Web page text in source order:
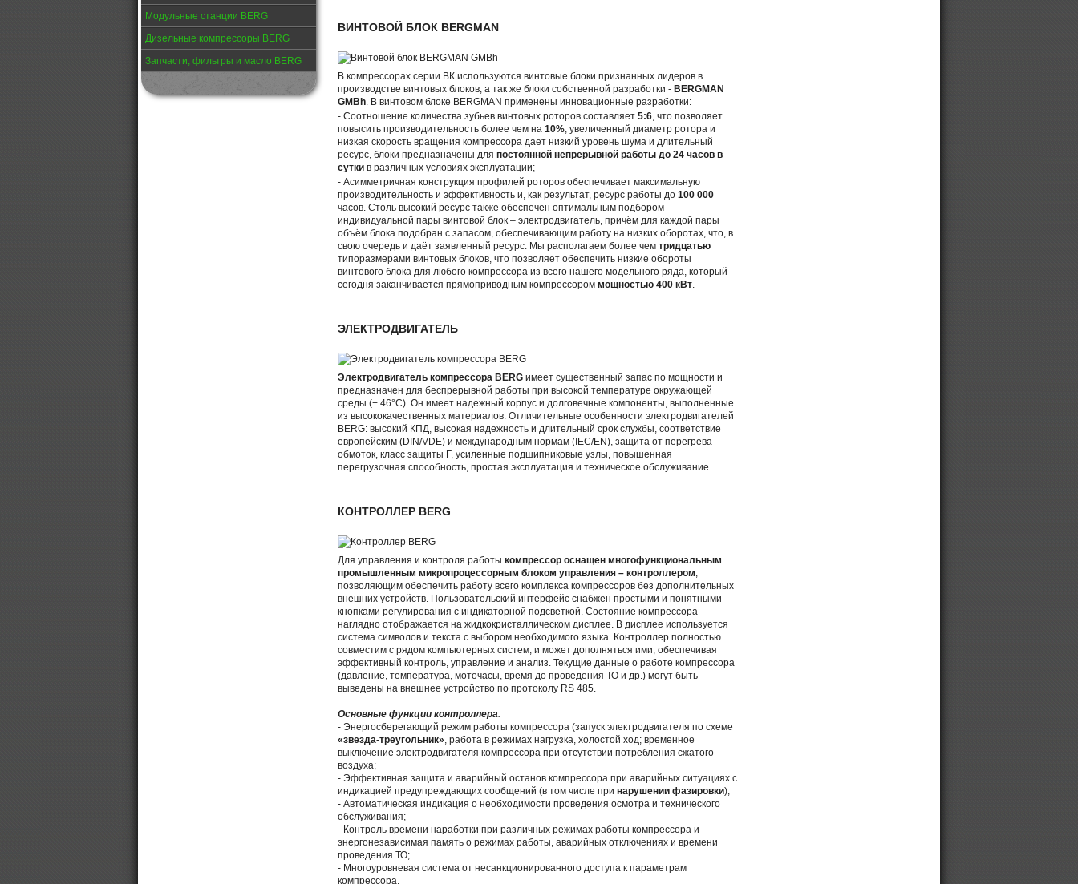
Модульные станции BERG
Дизельные компрессоры BERG
Запчасти, фильтры и масло BERG
ВИНТОВОЙ БЛОК BERGMAN
В компрессорах серии ВК используются винтовые блоки признанных лидеров в
производстве винтовых блоков, а так же блоки собственной разработки - BERGMAN
GMBh . В винтовом блоке BERGMAN применены инновационные разработки:
- Cоотношение количества зубьев винтовых роторов составляет 5:6 , что позволяет
повысить производительность более чем на 10% , увеличенный диаметр ротора и
низкая скорость вращения компрессора дает низкий уровень шума и длительный
ресурс, блоки предназначены для постоянной непрерывной работы до 24 часов в
сутки в различных условиях эксплуатации;
- Асимметричная конструкция профилей роторов обеспечивает максимальную
производительность и эффективность и, как результат, ресурс работы до 100 000
часов. Столь высокий ресурс также обеспечен оптимальным подбором
индивидуальной пары винтовой блок – электродвигатель, причём для каждой пары
объём блока подобран с запасом, обеспечивающим работу на низких оборотах, что, в
свою очередь и даёт заявленный ресурс. Мы располагаем более чем тридцатью
типоразмерами винтовых блоков, что позволяет обеспечить низкие обороты
винтового блока для любого компрессора из всего нашего модельного ряда, который
сегодня заканчивается прямоприводным компрессором мощностью 400 кВт
ЭЛЕКТРОДВИГАТЕЛЬ
Электродвигатель компрессора BERG имеет существенный запас по мощности и
предназначен для беспрерывной работы при высокой температуре окружающей
среды (+ 46°С). Он имеет надежный корпус и долговечные компоненты, выполненные
из высококачественных материалов. Отличительные особенности электродвигателей
BERG: высокий КПД, высокая надежность и длительный срок службы, соответствие
европейским (DIN/VDE) и международным нормам (IEC/EN), защита от перегрева
обмоток, класс защиты F, усиленные подшипниковые узлы, повышенная
перегрузочная способность, простая эксплуатация и техническое обслуживание.
КОНТРОЛЛЕР BERG
Для управления и контроля работы компрессор оснащен многофункциональным
промышленным микропроцессорным блоком управления – контроллером
позволяющим обеспечить работу всего комплекса компрессоров без дополнительных
внешних устройств. Пользовательский интерфейс снабжен простыми и понятными
кнопками регулирования с индикаторной подсветкой. Состояние компрессора
наглядно отображается на жидкокристаллическом дисплее. В дисплее используется
система символов и текста с выбором необходимого языка. Контроллер полностью
совместим с рядом компьютерных систем, и может дополняться ими, обеспечивая
эффективный контроль, управление и анализ. Текущие данные о работе компрессора
(давление, температура, моточасы, время до проведения ТО и др.) могут быть
выведены на внешнее устройство по протоколу RS 485.
Основные функции контроллера:
- Энергосберегающий режим работы компрессора (запуск электродвигателя по схеме
«звезда-треугольник» , работа в режимах нагрузка, холостой ход; временное
выключение электродвигателя компрессора при отсутствии потребления сжатого
воздуха;
- Эффективная защита и аварийный останов компрессора при аварийных ситуациях с
индикацией предупреждающих сообщений (в том числе при нарушении фазировки);
- Автоматическая индикация о необходимости проведения осмотра и технического
обслуживания;
- Контроль времени наработки при различных режимах работы компрессора и
энергонезависимая память о режимах работы, аварийных отключениях и времени
проведения ТО;
- Многоуровневая система от несанкционированного доступа к параметрам
компрессора.